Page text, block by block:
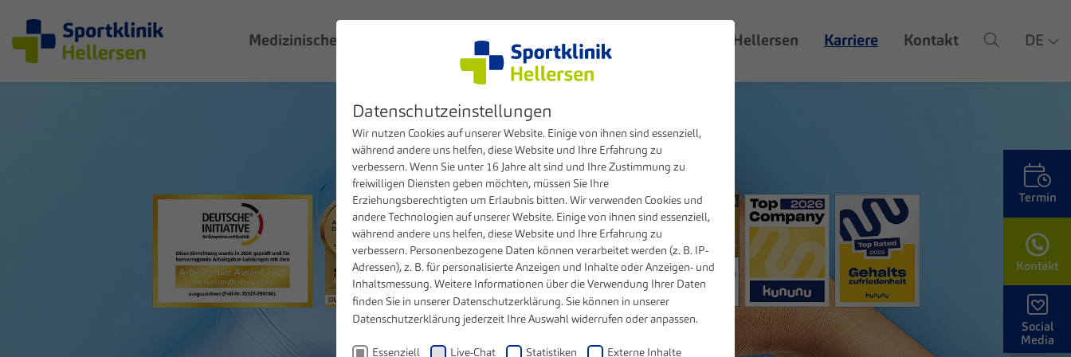
Medizinische Kompetenzen Patienten & Besucher MVZ Hellersen Karriere Kontakt DE
Termin
Kontakt
Social
Media
Datenschutzeinstellungen
Wir nutzen Cookies auf unserer Website. Einige von ihnen sind essenziell,
während andere uns helfen, diese Website und Ihre Erfahrung zu
verbessern. Wenn Sie unter 16 Jahre alt sind und Ihre Zustimmung zu
freiwilligen Diensten geben möchten, müssen Sie Ihre
Erziehungsberechtigten um Erlaubnis bitten. Wir verwenden Cookies und
andere Technologien auf unserer Website. Einige von ihnen sind essenziell,
während andere uns helfen, diese Website und Ihre Erfahrung zu
verbessern. Personenbezogene Daten können verarbeitet werden (z. B. IP-
Adressen), z. B. für personalisierte Anzeigen und Inhalte oder Anzeigen- und
Inhaltsmessung. Weitere Informationen über die Verwendung Ihrer Daten
finden Sie in unserer Datenschutzerklärung. Sie können in unserer
Datenschutzerklärung jederzeit Ihre Auswahl widerrufen oder anpassen.
Essenziell Live-Chat Statistiken Externe Inhalte